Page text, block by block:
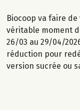
AU RÉVEIL, VOUS
Biocoop va faire
véritable moment
26/03 au 29/04/
réduction pour
version sucrée ou
répondons à
de vie. Du choix,